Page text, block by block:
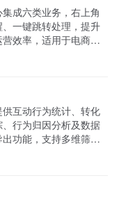
成六类业务，右上角
、一键跳转处理，提升
效率，适用于电商、
互动行为统计、转化
、行为归因分析及数据
功能，支持多维筛选